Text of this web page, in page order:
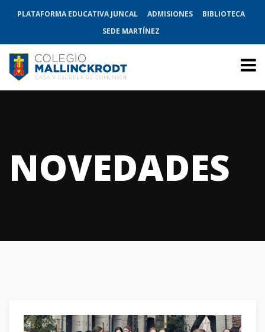
PLATAFORMA EDUCATIVA JUNCAL ADMISIONES
BIBLIOTECA
SEDE MARTÍNEZ
NOVEDADES